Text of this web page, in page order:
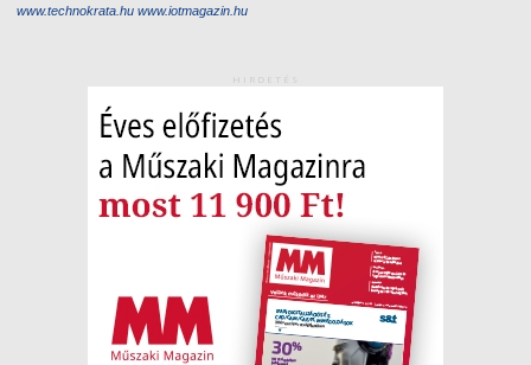
www.technokrata.hu www.iotmagazin.hu
HIRDETÉS